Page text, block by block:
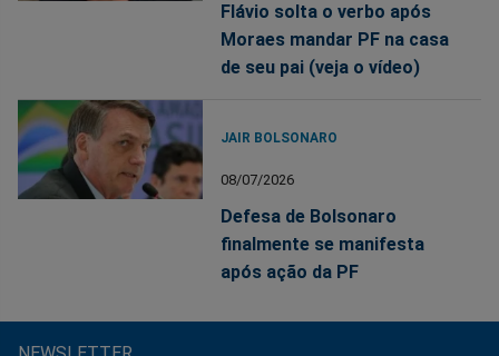
Flávio solta o verbo após
Moraes mandar PF na casa
de seu pai (veja o vídeo)
JAIR BOLSONARO
08/07/2026
Defesa de Bolsonaro
finalmente se manifesta
após ação da PF